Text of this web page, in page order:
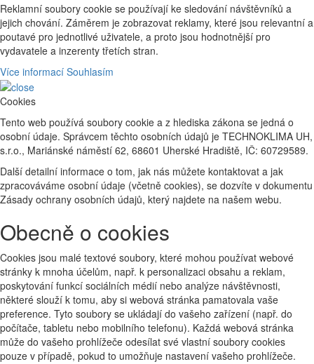
Reklamní soubory cookie se používají ke sledování návštěvníků a
jejich chování. Záměrem je zobrazovat reklamy, které jsou relevantní a
poutavé pro jednotlivé uživatele, a proto jsou hodnotnější pro
vydavatele a inzerenty třetích stran.
Více informací Souhlasím
Cookies
Tento web používá soubory cookie a z hlediska zákona se jedná o
osobní údaje. Správcem těchto osobních údajů je TECHNOKLIMA UH,
s.r.o., Mariánské náměstí 62, 68601 Uherské Hradiště, IČ: 60729589.
Další detailní informace o tom, jak nás můžete kontaktovat a jak
zpracováváme osobní údaje (včetně cookies), se dozvíte v dokumentu
Zásady ochrany osobních údajů, který najdete na našem webu.
Obecně o cookies
Cookies jsou malé textové soubory, které mohou používat webové
stránky k mnoha účelům, např. k personalizaci obsahu a reklam,
poskytování funkcí sociálních médií nebo analýze návštěvnosti,
některé slouží k tomu, aby si webová stránka pamatovala vaše
preference. Tyto soubory se ukládají do vašeho zařízení (např. do
počítače, tabletu nebo mobilního telefonu). Každá webová stránka
může do vašeho prohlížeče odesílat své vlastní soubory cookies
pouze v případě, pokud to umožňuje nastavení vašeho prohlížeče.